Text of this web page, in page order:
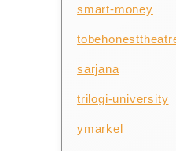
smart-money
sarjana
trilogi-university
ymarkel